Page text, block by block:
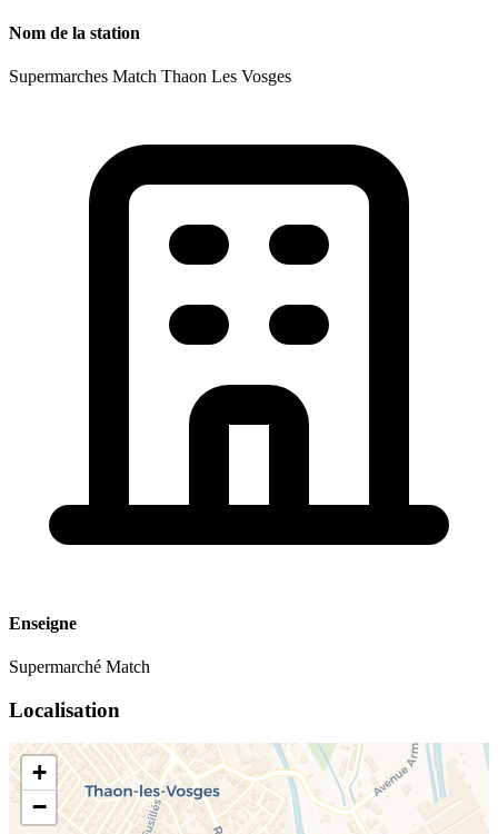
Nom de la station
Supermarches Match Thaon Les Vosges
Enseigne
Supermarché Match
Localisation
+
−